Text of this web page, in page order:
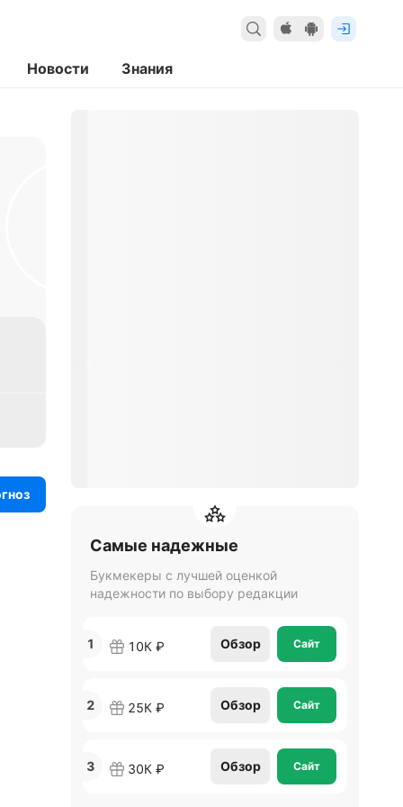
Новости Знания
Самые надежные
Букмекеры с лучшей оценкой
надежности по выбору редакции
1 10К ₽ Обзор Сайт
2 25К ₽ Обзор Сайт
3 30К ₽ Обзор Сайт